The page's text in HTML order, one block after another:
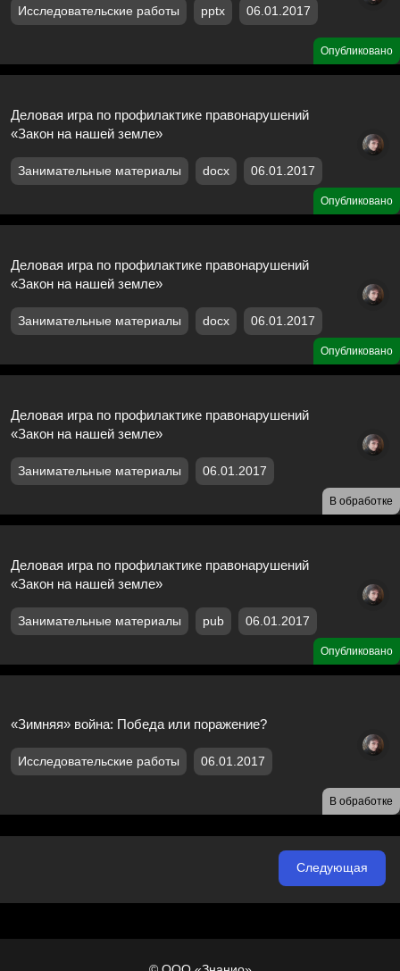
Опубликовано
Исследовательские работы pptx 06.01.2017
Опубликовано
Деловая игра по профилактике правонарушений
«Закон на нашей земле»
Занимательные материалы docx 06.01.2017
Опубликовано
Деловая игра по профилактике правонарушений
«Закон на нашей земле»
Занимательные материалы docx 06.01.2017
В обработке
Деловая игра по профилактике правонарушений
«Закон на нашей земле»
Занимательные материалы 06.01.2017
Опубликовано
Деловая игра по профилактике правонарушений
«Закон на нашей земле»
Занимательные материалы pub 06.01.2017
В обработке
«Зимняя» война: Победа или поражение?
Исследовательские работы 06.01.2017
Следующая